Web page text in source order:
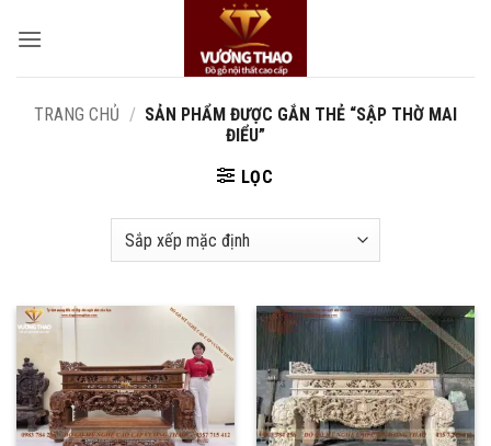
qua
TRANG CHỦ / SẢN PHẨM ĐƯỢC GẮN THẺ “SẬP THỜ MAI
ĐIỂU”
LỌC